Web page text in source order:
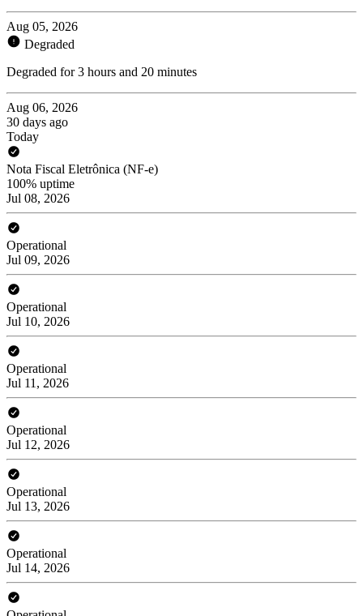
Aug 05, 2026
Degraded
Degraded for 3 hours and 20 minutes
Aug 06, 2026
30 days ago
Today
Nota Fiscal Eletrônica (NF-e)
100% uptime
Jul 08, 2026
Operational
Jul 09, 2026
Operational
Jul 10, 2026
Operational
Jul 11, 2026
Operational
Jul 12, 2026
Operational
Jul 13, 2026
Operational
Jul 14, 2026